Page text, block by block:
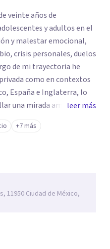
veinte años de
y adultos en el
y malestar emocional,
crisis personales, duelos
de mi trayectoria he
como en contextos
España e Inglaterra, lo
una mirada amplia,
del sufrimiento
la Logoterapia, el
Dialéctico Conductual.
persistente, estados
pensamientos
para regular sus
basadas en
profunda de la historia y
leer más
+7 más
11950 Ciudad de México,